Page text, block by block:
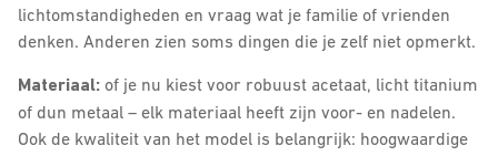
lichtomstandigheden en vraag wat je familie of vrienden
denken. Anderen zien soms dingen die je zelf niet opmerkt.
Materiaal: of je nu kiest voor robuust acetaat, licht titanium
of dun metaal – elk materiaal heeft zijn voor- en nadelen.
Ook de kwaliteit van het model is belangrijk: hoogwaardige